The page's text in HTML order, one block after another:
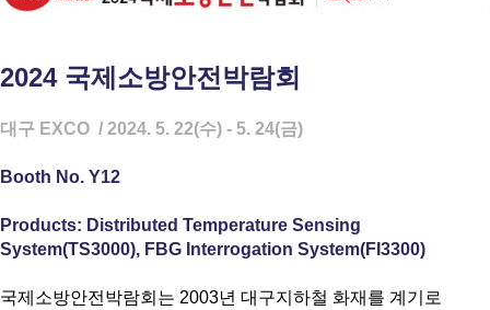
2024 국제소방안전박람회
대구 EXCO / 2024. 5. 22(수) - 5. 24(금)
Booth No. Y12
Products: Distributed Temperature Sensing
System(TS3000), FBG Interrogation System(FI3300)
국제소방안전박람회는 2003년 대구지하철 화재를 계기로